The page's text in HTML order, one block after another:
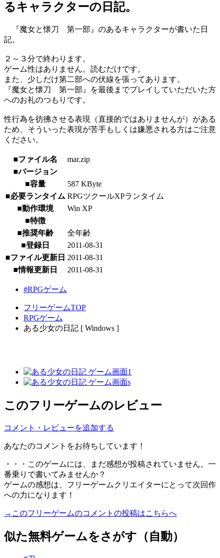
るキャラクターの日記。
『魔女と懐刀 第一部』のあるキャラクターが書いた日
記。
２～３分で終わります。
ゲーム性はありません。読むだけです。
また、少しだけ第二部への伏線を張ってあります。
『魔女と懐刀 第一部』を最後までプレイしていただいた方
へのお礼のつもりです。
性行為を彷彿させる表現（直接的ではありませんが）がある
ため、そういった表現が苦手もしくは嫌悪される方はご注意
ください。
■ファイル名
mar.zip
■バージョン
■容量
587 KByte
■必要ランタイム RPGツクールXPランタイム
■動作環境
Win XP
■特徴
■推奨年齢
全年齢
■登録日
2011-08-31
■ファイル更新日 2011-08-31
■情報更新日
2011-08-31
#RPGゲーム
フリーゲームTOP
RPGゲーム
ある少女の日記 [ Windows ]
このフリーゲームのレビュー
コメント・レビューを追加する
あなたのコメントをお待ちしています！
・・・このゲームには、まだ感想が投稿されていません。一
番乗りで書いてみませんか？
ゲームの感想は、フリーゲームクリエイターにとって次回作
への力になります！
→このフリーゲームのコメントの投稿はこちらへ
似た無料ゲームをさがす（自動）